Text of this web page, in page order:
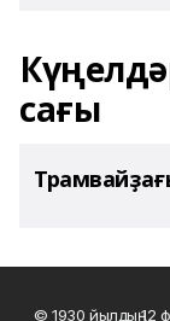
сағы
© 1930 йылдың 12